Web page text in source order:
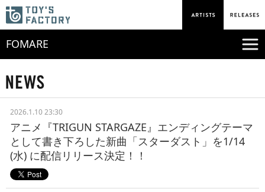
FOMARE
2026.1.10 23:30
アニメ『TRIGUN STARGAZE』エンディングテーマ
として書き下ろした新曲「スターダスト」を1/14
(水) に配信リリース決定！！